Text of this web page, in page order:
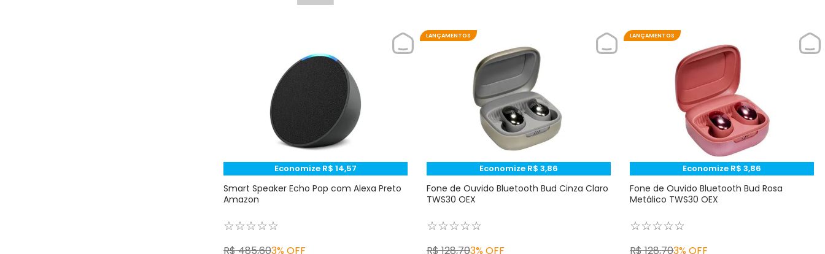
Economize R$ 14,57
Smart Speaker Echo Pop com Alexa Preto
Amazon
☆☆☆☆☆
R$485,603%OFF
LANÇAMENTOS
Economize R$ 3,86
Fone de Ouvido Bluetooth Bud Cinza Claro
TWS30 OEX
☆☆☆☆☆
R$128,703%OFF
LANÇAMENTOS
Economize R$ 3,86
Fone de Ouvido Bluetooth Bud Rosa
Metálico TWS30 OEX
☆☆☆☆☆
R$128,703%OFF